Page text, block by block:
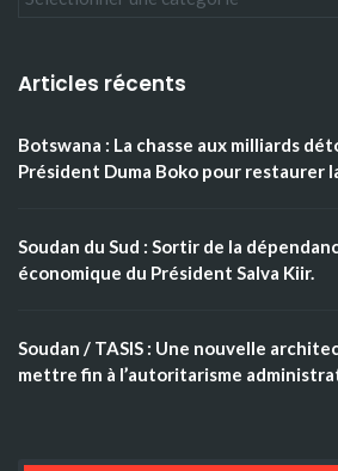
Articles récents
Botswana : La chasse aux milliards
Président Duma Boko pour restaurer
Soudan du Sud : Sortir de la
économique du Président Salva Kiir.
Soudan / TASIS : Une nouvelle
mettre fin à l’autoritarisme